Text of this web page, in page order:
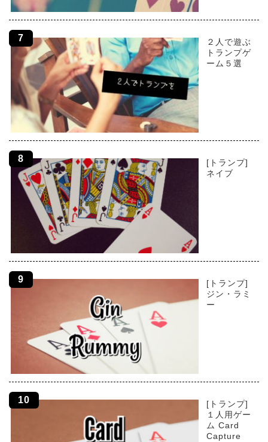
２人で遊ぶ
トランプゲ
ーム５選
[トランプ]
ネイブ
[トランプ]
ジン・ラミ
ー
[トランプ]
１人用ゲー
ム Card
Capture